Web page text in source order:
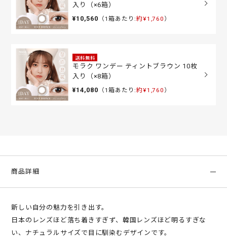
入り（×6箱）
¥10,560 （1箱あたり:約¥1,760 ）
送料無料
モラク ワンデー ティントブラウン 10枚
入り（×8箱）
¥14,080 （1箱あたり:約¥1,760 ）
商品詳細
新しい自分の魅力を引き出す。
日本のレンズほど落ち着きすぎず、韓国レンズほど明るすぎな
い、ナチュラルサイズで目に馴染むデザインです。